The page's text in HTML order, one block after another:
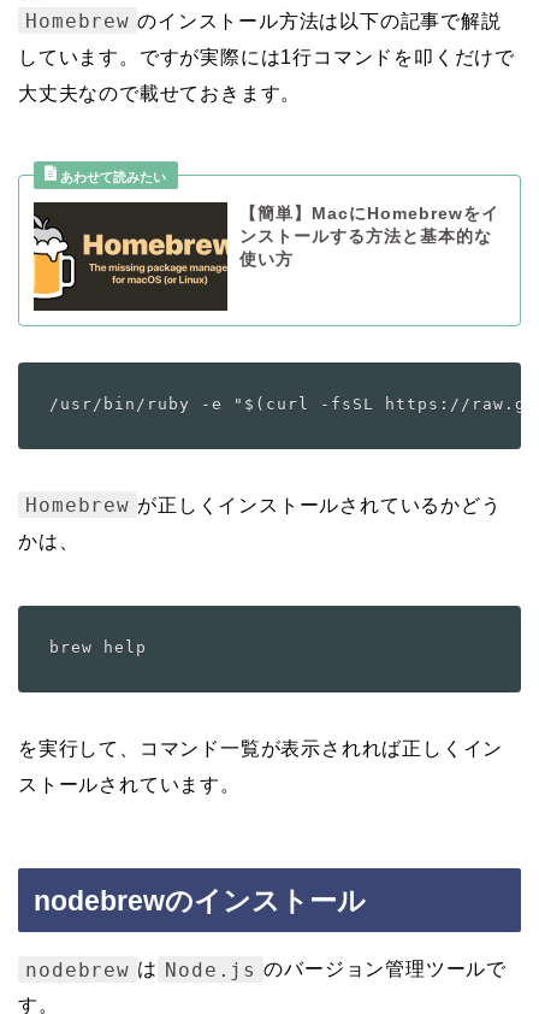
Homebrew のインストール方法は以下の記事で解説
しています。ですが実際には1行コマンドを叩くだけで
大丈夫なので載せておきます。
【簡単】MacにHomebrewをイ
ンストールする方法と基本的な
使い方
Homebrew が正しくインストールされているかどう
かは、
を実行して、コマンド一覧が表示されれば正しくイン
ストールされています。
nodebrewのインストール
nodebrew は Node.js のバージョン管理ツールで
す。